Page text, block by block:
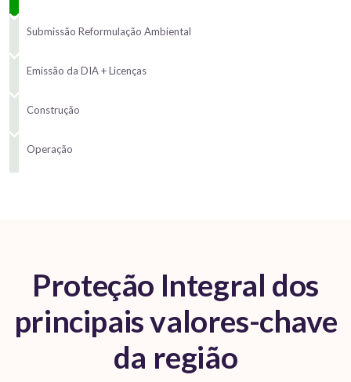
Submissão Reformulação Ambiental
Emissão da DIA + Licenças
Construção
Operação
Proteção Integral dos
principais valores-chave
da região